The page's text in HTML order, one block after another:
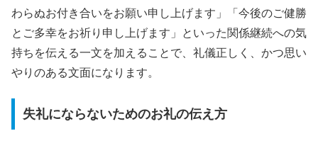
わらぬお付き合いをお願い申し上げます」「今後のご健勝
とご多幸をお祈り申し上げます」といった関係継続への気
持ちを伝える一文を加えることで、礼儀正しく、かつ思い
やりのある文面になります。
失礼にならないためのお礼の伝え方